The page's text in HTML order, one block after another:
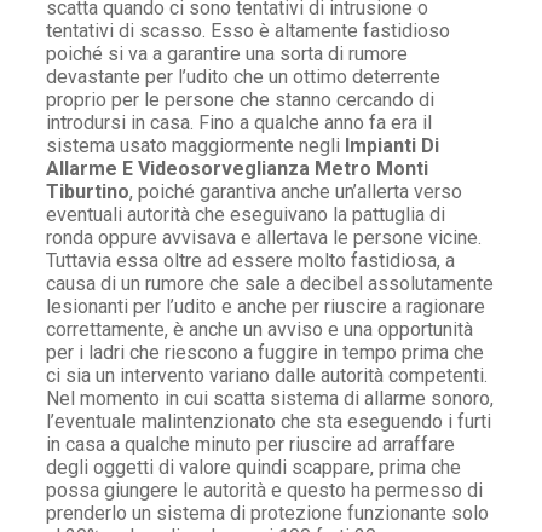
scatta quando ci sono tentativi di intrusione o
tentativi di scasso. Esso è altamente fastidioso
poiché si va a garantire una sorta di rumore
devastante per l’udito che un ottimo deterrente
proprio per le persone che stanno cercando di
introdursi in casa. Fino a qualche anno fa era il
sistema usato maggiormente negli Impianti Di
Allarme E Videosorveglianza Metro Monti
Tiburtino, poiché garantiva anche un’allerta verso
eventuali autorità che eseguivano la pattuglia di
ronda oppure avvisava e allertava le persone vicine.
Tuttavia essa oltre ad essere molto fastidiosa, a
causa di un rumore che sale a decibel assolutamente
lesionanti per l’udito e anche per riuscire a ragionare
correttamente, è anche un avviso e una opportunità
per i ladri che riescono a fuggire in tempo prima che
ci sia un intervento variano dalle autorità competenti.
Nel momento in cui scatta sistema di allarme sonoro,
l’eventuale malintenzionato che sta eseguendo i furti
in casa a qualche minuto per riuscire ad arraffare
degli oggetti di valore quindi scappare, prima che
possa giungere le autorità e questo ha permesso di
prenderlo un sistema di protezione funzionante solo